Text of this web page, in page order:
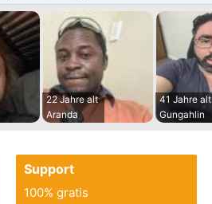
22 Jahre alt
Aranda
41 Jahre alt
Gungahlin
Support
100% gratis